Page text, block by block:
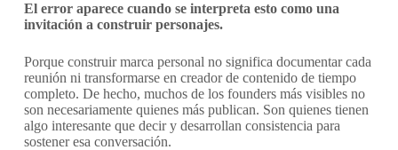
El error aparece cuando se interpreta esto como una
invitación a construir personajes.
Porque construir marca personal no significa documentar cada
reunión ni transformarse en creador de contenido de tiempo
completo. De hecho, muchos de los founders más visibles no
son necesariamente quienes más publican. Son quienes tienen
algo interesante que decir y desarrollan consistencia para
sostener esa conversación.